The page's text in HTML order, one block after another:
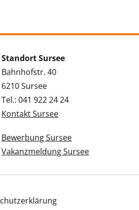
Standort Sursee
Bahnhofstr. 40
6210 Sursee
Tel.: 041 922 24 24
Kontakt Sursee
Bewerbung Sursee
Vakanzmeldung Sursee